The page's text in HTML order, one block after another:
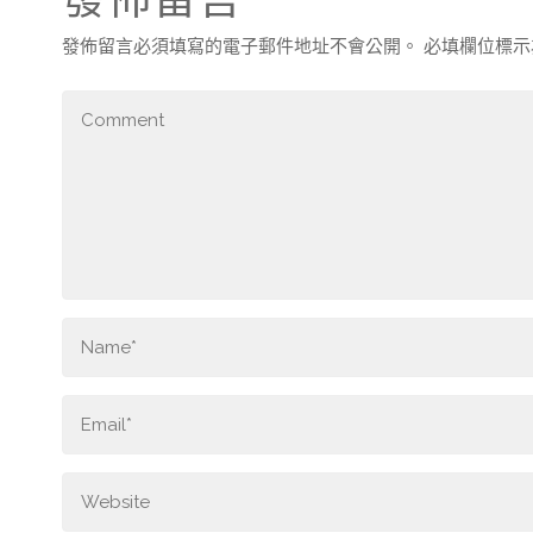
發佈留言必須填寫的電子郵件地址不會公開。 必填欄位標